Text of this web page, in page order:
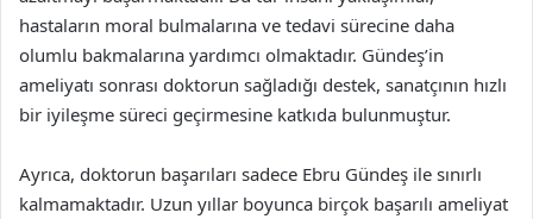
hastaların moral bulmalarına ve tedavi sürecine daha
olumlu bakmalarına yardımcı olmaktadır. Gündeş’in
ameliyatı sonrası doktorun sağladığı destek, sanatçının hızlı
bir iyileşme süreci geçirmesine katkıda bulunmuştur.
Ayrıca, doktorun başarıları sadece Ebru Gündeş ile sınırlı
kalmamaktadır. Uzun yıllar boyunca birçok başarılı ameliyat